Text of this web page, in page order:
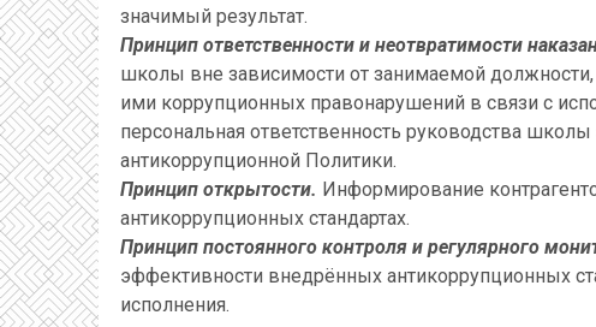
значимый результат.
Принцип ответственности и неотвратимости
школы вне зависимости от занимаемой
ими коррупционных правонарушений в связи с
персональная ответственность руководства
антикоррупционной Политики.
Принцип открытости. Информирование
антикоррупционных стандартах.
Принцип постоянного контроля и регулярного
эффективности внедрённых антикоррупционных
исполнения.